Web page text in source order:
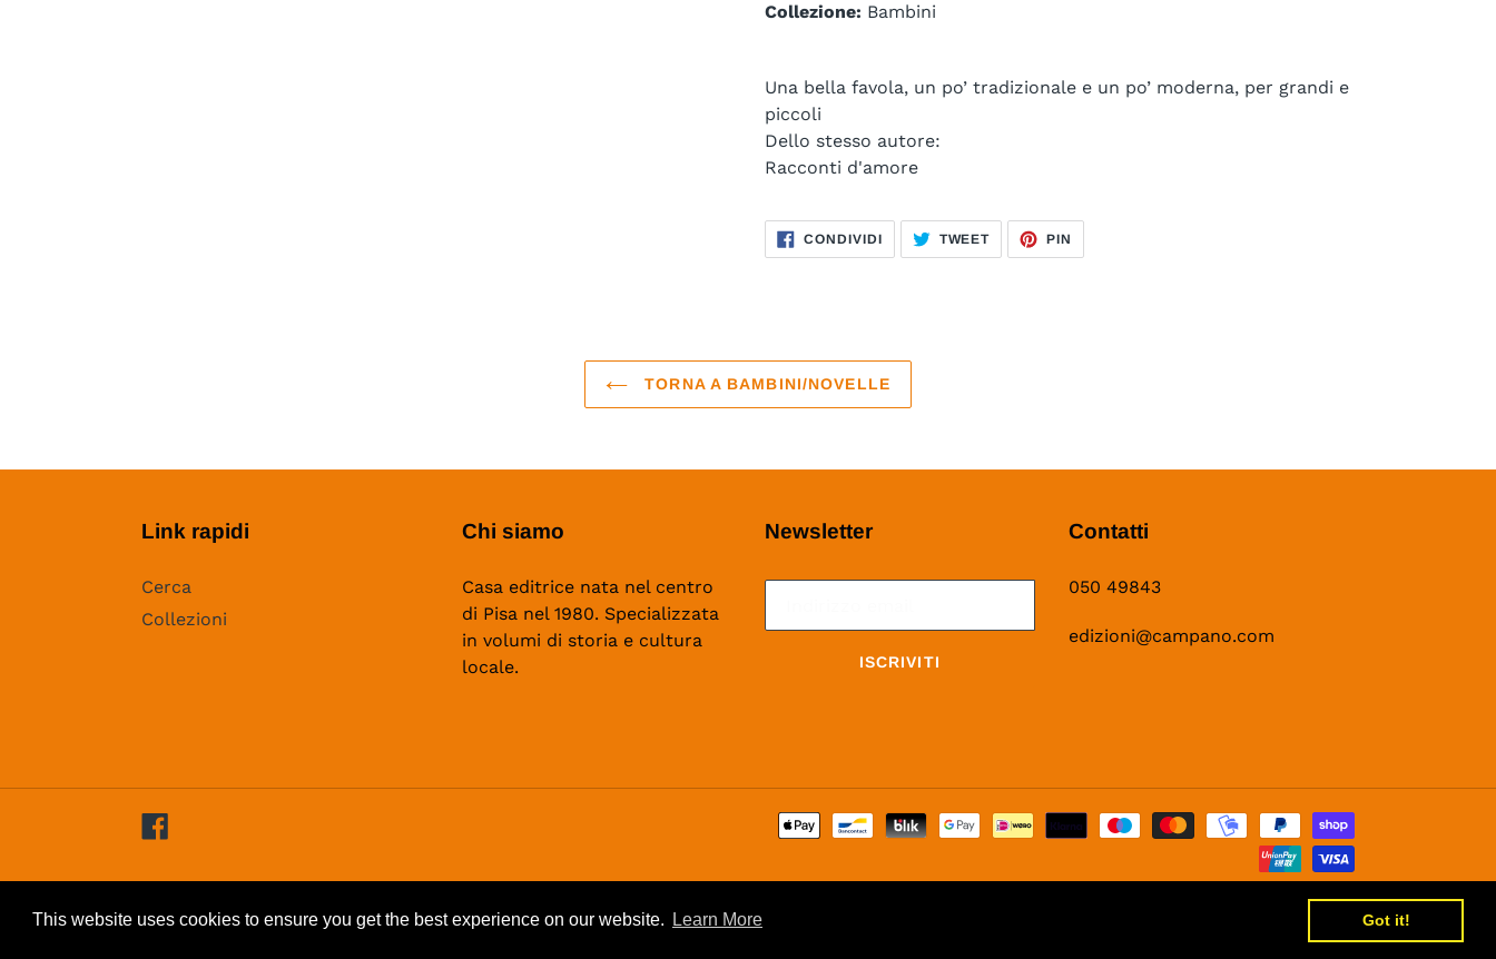
This website uses cookies to ensure you get the best experience on our website. Learn More Got it!
Collezione: Bambini
Una bella favola, un po’ tradizionale e un po’ moderna, per grandi e
piccoli
Dello stesso autore:
Racconti d'amore
CONDIVIDICONDIVIDI
SU
FACEBOOK
TWEETTWITTA
TWITTER
PIN
PINTEREST
TORNA A BAMBINI/NOVELLE
Link rapidi
Cerca
Collezioni
Chi siamo
Casa editrice nata nel centro
di Pisa nel 1980. Specializzata
in volumi di storia e cultura
locale.
Newsletter
ISCRIVITI
Contatti
050 49843
edizioni@campano.com
di
pagamento
Campano Edizioni Powered by Shopify